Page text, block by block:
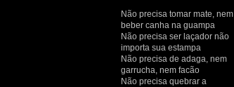
Não precisa tomar mate, nem
beber canha na guampa
Não precisa ser laçador não
importa sua estampa
Não precisa de adaga, nem
garrucha, nem facão
Não precisa quebrar a